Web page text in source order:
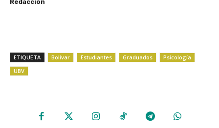
Redacción
ETIQUETA Bolívar Estudiantes Graduados
Psicología
UBV